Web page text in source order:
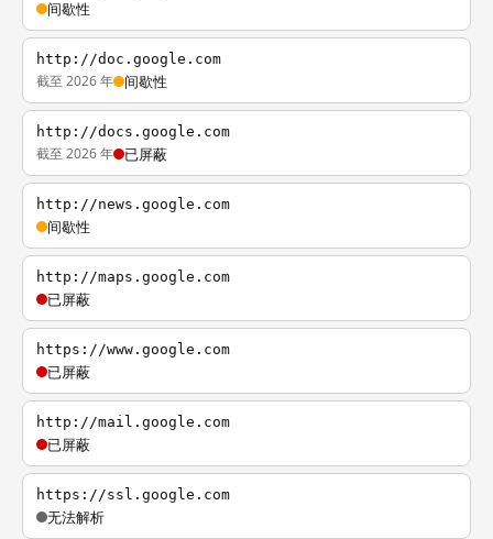
间歇性
http://doc.google.com
截至 2026 年 间歇性
http://docs.google.com
截至 2026 年 已屏蔽
http://news.google.com
间歇性
http://maps.google.com
已屏蔽
https://www.google.com
已屏蔽
http://mail.google.com
已屏蔽
https://ssl.google.com
无法解析